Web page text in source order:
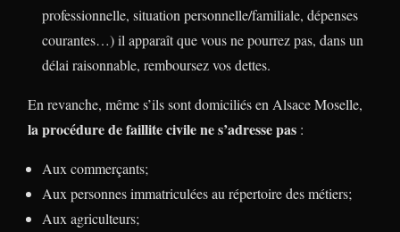
professionnelle, situation personnelle/familiale, dépenses
courantes…) il apparaît que vous ne pourrez pas, dans un
délai raisonnable, remboursez vos dettes.
En revanche, même s’ils sont domiciliés en Alsace Moselle,
la procédure de faillite civile ne s’adresse pas :
Aux commerçants;
Aux personnes immatriculées au répertoire des métiers;
Aux agriculteurs;